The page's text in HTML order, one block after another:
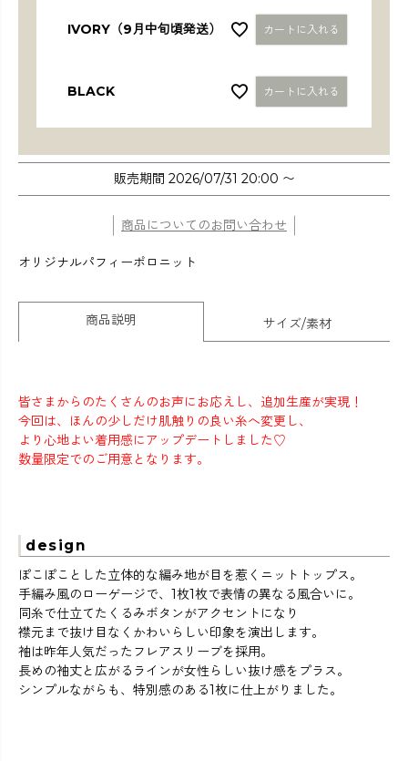
IVORY（9月中旬頃発送） カートに入れる
BLACK カートに入れる
販売期間 2026/07/31 20:00 〜
商品についてのお問い合わせ
オリジナルパフィーポロニット
商品説明 サイズ/素材
皆さまからのたくさんのお声にお応えし、追加生産が実現！
今回は、ほんの少しだけ肌触りの良い糸へ変更し、
より心地よい着用感にアップデートしました♡
数量限定でのご用意となります。
design
ぽこぽことした立体的な編み地が目を惹くニットトップス。
手編み風のローゲージで、1枚1枚で表情の異なる風合いに。
同糸で仕立てたくるみボタンがアクセントになり
襟元まで抜け目なくかわいらしい印象を演出します。
袖は昨年人気だったフレアスリーブを採用。
長めの袖丈と広がるラインが女性らしい抜け感をプラス。
シンプルながらも、特別感のある1枚に仕上がりました。